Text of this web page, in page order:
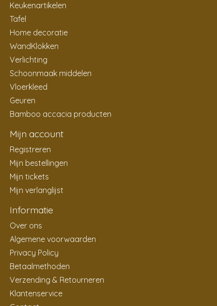
Keukenartikelen
Tafel
Home decoratie
WandKlokken
Verlichting
Schoonmaak middelen
Vloerkleed
Geuren
Bamboo accacia producten
Mijn account
Registreren
Mijn bestellingen
Mijn tickets
Mijn verlanglijst
Informatie
Over ons
Algemene voorwaarden
Privacy Policy
Betaalmethoden
Verzending & Retourneren
Klantenservice